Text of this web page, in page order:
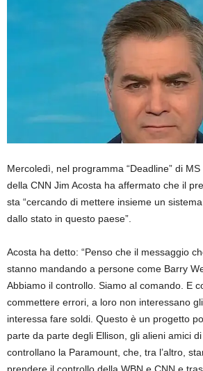
Mercoledì, nel programma “Deadline” di MS
della CNN Jim Acosta ha affermato che il
sta “cercando di mettere insieme un
dallo stato in questo paese”.
Acosta ha detto: “Penso che il messaggio
stanno mandando a persone come Barry
Abbiamo il controllo. Siamo al comando. E
commettere errori, a loro non interessano
interessa fare soldi. Questo è un progetto
parte da parte degli Ellison, gli alieni amici
controllano la Paramount, che, tra l’altro,